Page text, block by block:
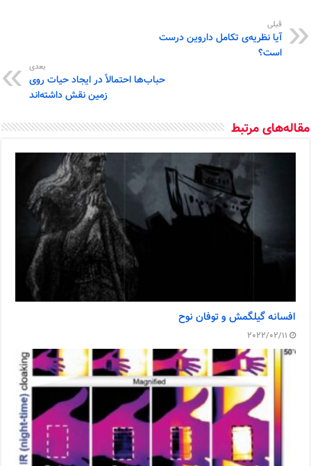
قبلی
آیا نظریه‌ی تکامل داروین درست
است؟
بعدی
حباب‌ها احتمالاً در ایجاد حیات روی
زمین نقش داشته‌اند
مقاله‌های مرتبط
افسانه گیلگمش و توفان نوح
2022/02/11